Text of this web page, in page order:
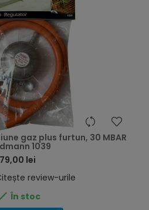
gaz plus furtun, 30 MBAR
1039
79,00 lei
review-urile
În stoc